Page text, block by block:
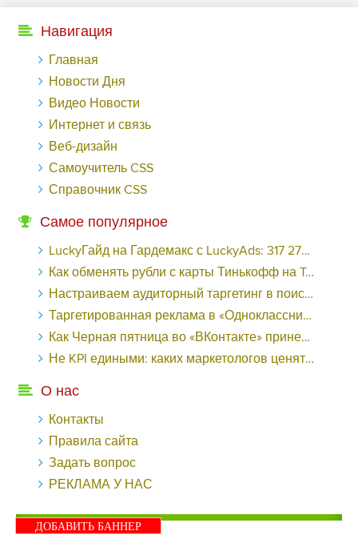
Навигация
Главная
Новости Дня
Видео Новости
Интернет и связь
Веб-дизайн
Самоучитель CSS
Справочник CSS
Самое популярное
LuckyГайд на Гардемакс с LuckyAds: 317 279 рублей за 10 дней - «Надо знать»
Как обменять рубли с карты Тинькофф на Tether ERC20 (USDT)?
Настраиваем аудиторный таргетинг в поисковой кампании Google Ads - «Заработок»
Таргетированная реклама в «Одноклассниках»: как ее настроить и нужно ли - «Заработок»
Как Черная пятница во «ВКонтакте» принесла магазину подарков 221 продажу по цене 38 рублей - «Заработок»
Не KPI едиными: каких маркетологов ценят - «Заработок»
О нас
Контакты
Правила сайта
Задать вопрос
РЕКЛАМА У НАС
ДОБАВИТЬ БАННЕР